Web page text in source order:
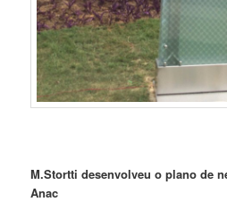
M.Stortti desenvolveu o plano de
Anac